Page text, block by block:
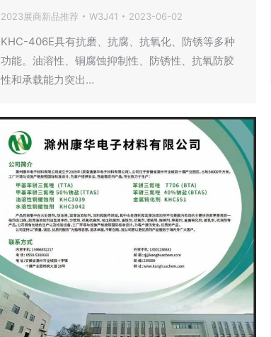
2023展商新品推荐 W3J41 2023-06-02
KHC-406E具有抗磨、抗腐、抗氧化、防锈等多种
功能。油溶性、铜腐蚀抑制性、防锈性、抗氧防胶
性和承载能力突出…